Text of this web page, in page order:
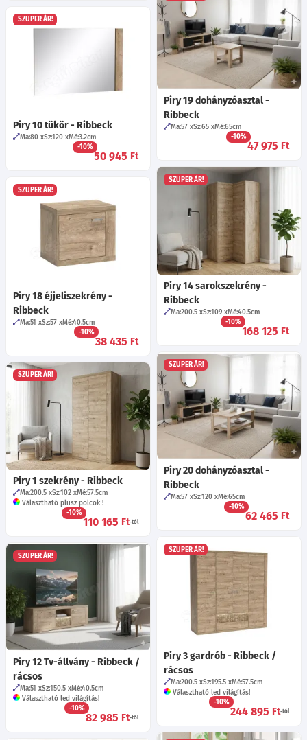
Piry 19 dohányzóasztal -
Ribbeck
Ma:57 Sz:65 Mé:65cm
-10%
47 975 Ft
SZUPER ÁR!
Piry 10 tükör - Ribbeck
Ma:80 Sz:120 Mé:3.2cm
-10%
50 945 Ft
SZUPER ÁR!
Piry 14 sarokszekrény -
Ribbeck
Ma:200.5 Sz:109 Mé:40.5cm
-10%
168 125 Ft
SZUPER ÁR!
Piry 18 éjjeliszekrény -
Ribbeck
Ma:51 Sz:57 Mé:40.5cm
-10%
38 435 Ft
SZUPER ÁR!
Piry 20 dohányzóasztal -
Ribbeck
Ma:57 Sz:120 Mé:65cm
-10%
62 465 Ft
SZUPER ÁR!
Piry 1 szekrény - Ribbeck
Ma:200.5 Sz:102 Mé:57.5cm
Választható plusz polcok !
-10%
110 165 Ft-tól
SZUPER ÁR!
Piry 3 gardrób - Ribbeck /
rácsos
Ma:200.5 Sz:195.5 Mé:57.5cm
Választható led világítás!
-10%
244 895 Ft-tól
SZUPER ÁR!
Piry 12 Tv-állvány - Ribbeck /
rácsos
Ma:51 Sz:150.5 Mé:40.5cm
Választható led világítás!
-10%
82 985 Ft-tól